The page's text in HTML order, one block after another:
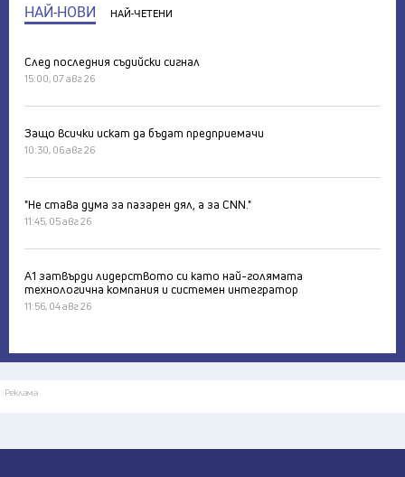
НАЙ-НОВИ НАЙ-ЧЕТЕНИ
След последния съдийски сигнал
15:00, 07 авг 26
Защо всички искат да бъдат предприемачи
10:30, 06 авг 26
"Не става дума за пазарен дял, а за CNN."
11:45, 05 авг 26
А1 затвърди лидерството си като най-голямата
технологична компания и системен интегратор
11:56, 04 авг 26
Реклама